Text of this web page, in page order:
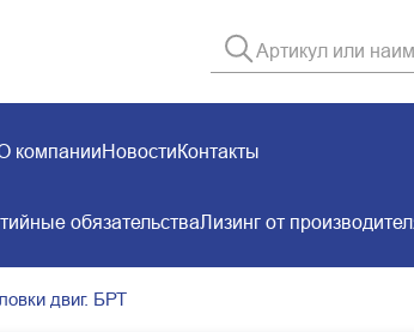
компанииНовостиКонтакты
обязательстваЛизинг от
двиг. БРТ